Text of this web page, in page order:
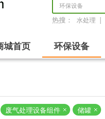
环保设备
热搜： 水处理 |
城首页 环保设备
废气处理设备组件 储罐